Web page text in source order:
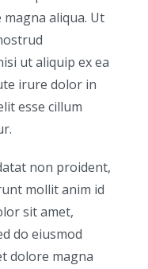
aliqua. Ut
ut aliquip ex ea
irure dolor in
esse cillum
non proident,
mollit anim id
sit amet,
do eiusmod
dolore magna